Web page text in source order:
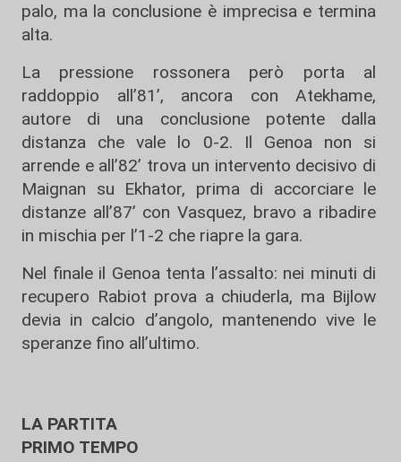
palo, ma la conclusione è imprecisa e termina
alta.
La pressione rossonera però porta al
raddoppio all’81’, ancora con Atekhame,
autore di una conclusione potente dalla
distanza che vale lo 0-2. Il Genoa non si
arrende e all’82’ trova un intervento decisivo di
Maignan su Ekhator, prima di accorciare le
distanze all’87’ con Vasquez, bravo a ribadire
in mischia per l’1-2 che riapre la gara.
Nel finale il Genoa tenta l’assalto: nei minuti di
recupero Rabiot prova a chiuderla, ma Bijlow
devia in calcio d’angolo, mantenendo vive le
speranze fino all’ultimo.
LA PARTITA
PRIMO TEMPO